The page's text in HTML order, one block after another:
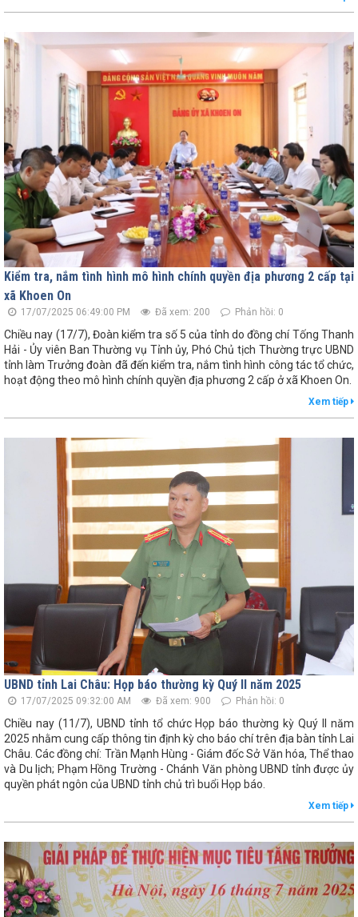
Kiểm tra, nắm tình hình mô hình chính quyền địa phương 2 cấp tại
xã Khoen On
17/07/2025 06:49:00 PM Đã xem: 200 Phản hồi: 0
Chiều nay (17/7), Đoàn kiểm tra số 5 của tỉnh do đồng chí Tống Thanh
Hải - Ủy viên Ban Thường vụ Tỉnh ủy, Phó Chủ tịch Thường trực UBND
tỉnh làm Trưởng đoàn đã đến kiểm tra, nắm tình hình công tác tổ chức,
hoạt động theo mô hình chính quyền địa phương 2 cấp ở xã Khoen On.
Xem tiếp
UBND tỉnh Lai Châu: Họp báo thường kỳ Quý II năm 2025
17/07/2025 09:32:00 AM Đã xem: 900 Phản hồi: 0
Chiều nay (11/7), UBND tỉnh tổ chức Họp báo thường kỳ Quý II năm
2025 nhằm cung cấp thông tin định kỳ cho báo chí trên địa bàn tỉnh Lai
Châu. Các đồng chí: Trần Mạnh Hùng - Giám đốc Sở Văn hóa, Thể thao
và Du lịch; Phạm Hồng Trường - Chánh Văn phòng UBND tỉnh được ủy
quyền phát ngôn của UBND tỉnh chủ trì buổi Họp báo.
Xem tiếp